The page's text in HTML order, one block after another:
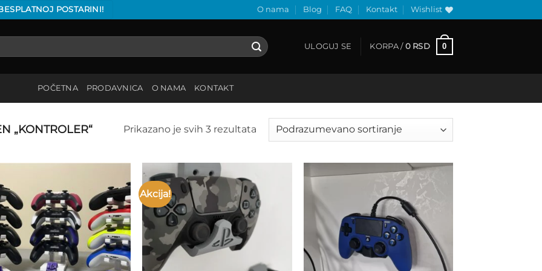
POSTARINI! O nama Blog FAQ Kontakt Wishlist
ULOGUJ SE KORPA / 0 RSD 0
POČETNA PRODAVNICA O NAMA KONTAKT
„KONTROLER“ Prikazano je svih 3 rezultata
Add to
wishlist
Akcija!
Add to
wishlist
Add to
wishlist